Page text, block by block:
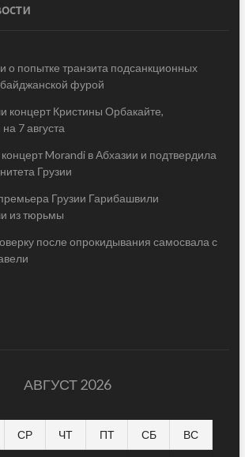
о попытке транзита подсанкционных
фурой
концерт Кристины Орбакайте,
7 августа
Morandi в Абхазии и подтвердила
Грузии
Грузии Гарибашвили
из тюрьмы
после опрокидывания самосвала с
АВГУСТ 2026
СР ЧТ ПТ СБ ВС